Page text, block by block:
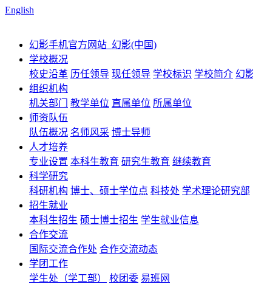
English
幻影手机官方网站_幻影(中国)
学校概况
校史沿革 历任领导 现任领导 学校标识 学校简介 幻
组织机构
机关部门
教学单位 直属单位 所属单位
师资队伍
队伍概况 名师风采 博士导师
人才培养
专业设置 本科生教育 研究生教育 继续教育
科学研究
科研机构 博士、硕士学位点 科技处 学术理论研究部
招生就业
本科生招生 硕士博士招生 学生就业信息
合作交流
国际交流合作处 合作交流动态
学团工作
学生处（学工部）
校团委 易班网